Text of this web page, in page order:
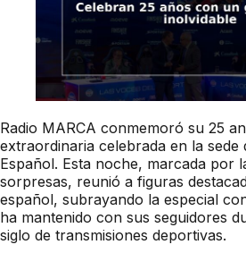
Radio MARCA conmemoró su 25
extraordinaria celebrada en la sede
Español. Esta noche, marcada por
sorpresas, reunió a figuras
español, subrayando la especial
ha mantenido con sus seguidores
siglo de transmisiones deportivas.